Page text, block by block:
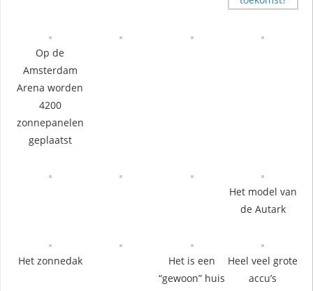
Op de
Amsterdam
Arena worden
4200
zonnepanelen
geplaatst
Het model van
de Autark
Het zonnedak
Het is een
“gewoon” huis
Heel veel grote
accu’s